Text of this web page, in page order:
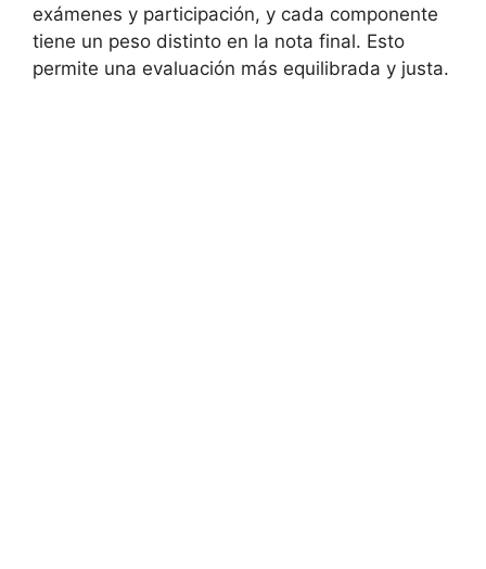
exámenes y participación, y cada componente
tiene un peso distinto en la nota final. Esto
permite una evaluación más equilibrada y justa.